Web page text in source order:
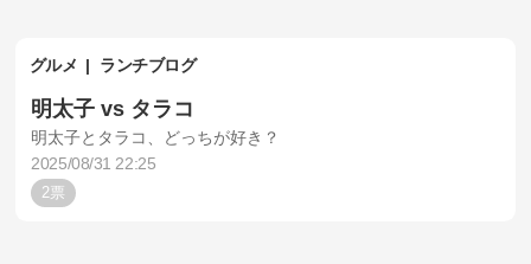
グルメ ランチブログ
明太子 vs タラコ
明太子とタラコ、どっちが好き？
2025/08/31 22:25
2